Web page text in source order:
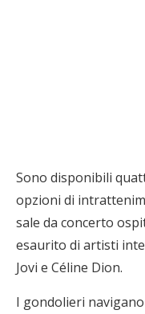
Sono disponibili
opzioni di
sale da concerto
esaurito di artisti
Jovi e Céline Dion.
I gondolieri